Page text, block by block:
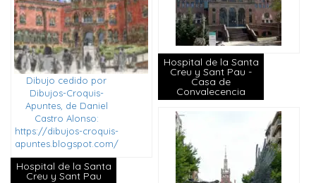
Dibujo cedido por
Dibujos-Croquis-
Apuntes, de Daniel
Castro Alonso:
https://dibujos-croquis-
apuntes.blogspot.com/
Hospital de la Santa
Creu y Sant Pau
Hospital de la Santa
Creu y Sant Pau -
Casa de
Convalecencia